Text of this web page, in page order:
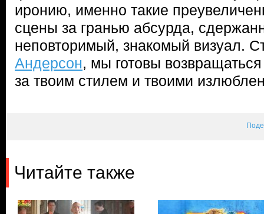
иронию, именно такие
сцены за гранью абсурда,
неповторимый, знакомый визуал.
Андерсон, мы готовы
за твоим стилем и твоими
Читайте также